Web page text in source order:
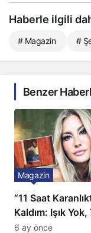
Haberle ilgili
# Magazin #
Benzer
“11 Saat
Kaldım: Işık Yok,
Yok, Tuvalet Yok!”
Magazin
6 ay önce